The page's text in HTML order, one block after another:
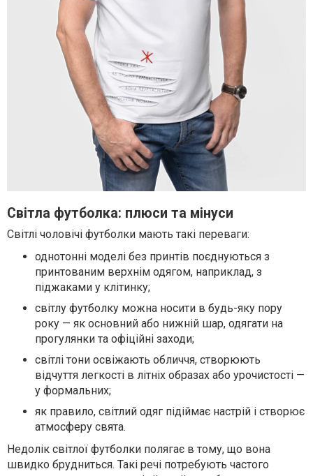
Світла футболка: плюси та мінуси
Світлі чоловічі футболки мають такі переваги:
однотонні моделі без принтів поєднуються з
принтованим верхнім одягом, наприклад, з
піджаками у клітинку;
світлу футболку можна носити в будь-яку пору
року — як основний або нижній шар, одягати на
прогулянки та офіційні заходи;
світлі тони освіжають обличчя, створюють
відчуття легкості в літніх образах або урочистості —
у формальних;
як правило, світлий одяг підіймає настрій і створює
атмосферу свята.
Недолік світлої футболки полягає в тому, що вона
швидко брудниться. Такі речі потребують частого